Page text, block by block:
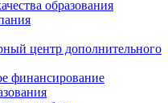
образования
центр дополнительного
финансирование